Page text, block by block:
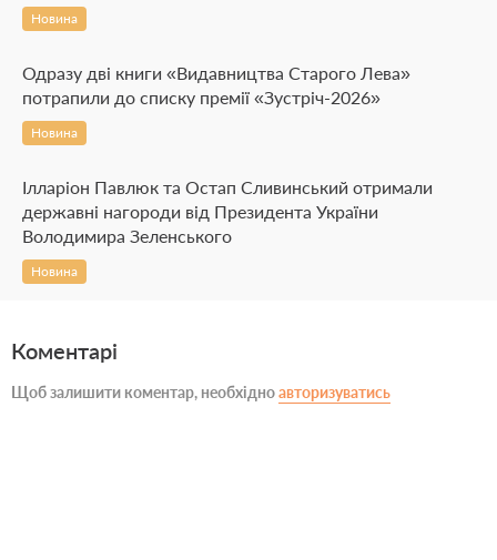
Новина
Одразу дві книги «Видавництва Старого Лева»
потрапили до списку премії «Зустріч-2026»
Новина
Ілларіон Павлюк та Остап Сливинський отримали
державні нагороди від Президента України
Володимира Зеленського
Новина
Коментарі
Щоб залишити коментар, необхідноавторизуватись